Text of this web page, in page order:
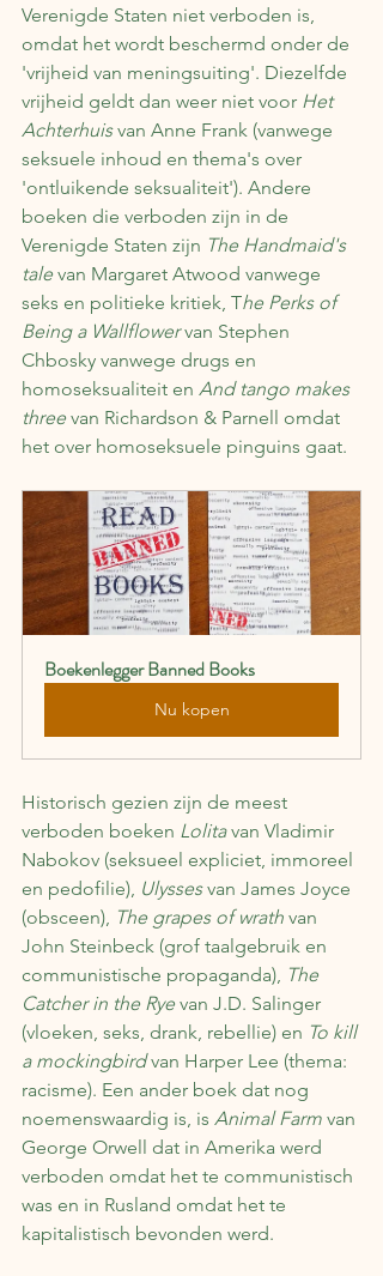
Verenigde Staten niet verboden is,
omdat het wordt beschermd onder de
'vrijheid van meningsuiting'. Diezelfde
vrijheid geldt dan weer niet voor Het
Achterhuis van Anne Frank (vanwege
seksuele inhoud en thema's over
'ontluikende seksualiteit'). Andere
boeken die verboden zijn in de
Verenigde Staten zijn The Handmaid's
tale van Margaret Atwood vanwege
seks en politieke kritiek, The Perks of
Being a Wallflower van Stephen
Chbosky vanwege drugs en
homoseksualiteit en And tango makes
three van Richardson & Parnell omdat
het over homoseksuele pinguins gaat.
Boekenlegger Banned Books
Nu kopen
Historisch gezien zijn de meest
verboden boeken Lolita van Vladimir
Nabokov (seksueel expliciet, immoreel
en pedofilie), Ulysses van James Joyce
(obsceen), The grapes of wrath van
John Steinbeck (grof taalgebruik en
communistische propaganda), The
Catcher in the Rye van J.D. Salinger
(vloeken, seks, drank, rebellie) en To kill
a mockingbird van Harper Lee (thema:
racisme). Een ander boek dat nog
noemenswaardig is, is Animal Farm van
George Orwell dat in Amerika werd
verboden omdat het te communistisch
was en in Rusland omdat het te
kapitalistisch bevonden werd.